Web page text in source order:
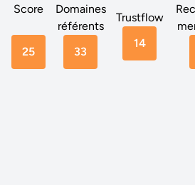
Score
25
Domaines
référents
33
Trustflow
14